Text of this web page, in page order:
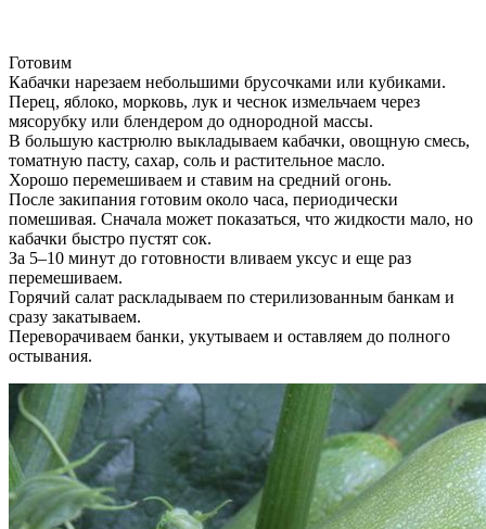
Готовим
Кабачки нарезаем небольшими брусочками или кубиками.
Перец, яблоко, морковь, лук и чеснок измельчаем через
мясорубку или блендером до однородной массы.
В большую кастрюлю выкладываем кабачки, овощную смесь,
томатную пасту, сахар, соль и растительное масло.
Хорошо перемешиваем и ставим на средний огонь.
После закипания готовим около часа, периодически
помешивая. Сначала может показаться, что жидкости мало, но
кабачки быстро пустят сок.
За 5–10 минут до готовности вливаем уксус и еще раз
перемешиваем.
Горячий салат раскладываем по стерилизованным банкам и
сразу закатываем.
Переворачиваем банки, укутываем и оставляем до полного
остывания.